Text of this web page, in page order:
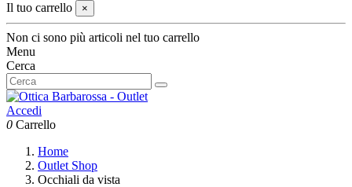
Il tuo carrello
×
Non ci sono più articoli nel tuo carrello
Menu
Cerca
Accedi
0 Carrello
Home
Outlet Shop
Occhiali da vista